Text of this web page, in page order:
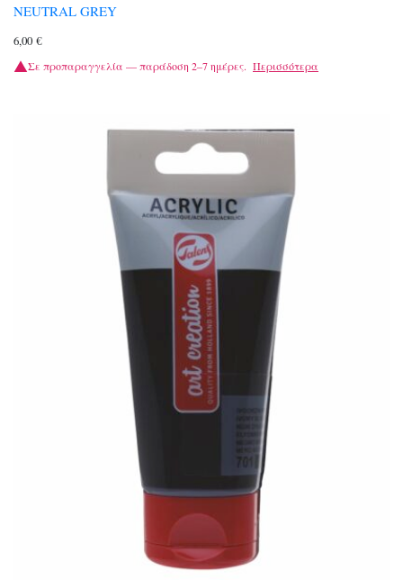
NEUTRAL GREY
6,00 €
Σε προπαραγγελία — παράδοση 2–7 ημέρες. Περισσότερα